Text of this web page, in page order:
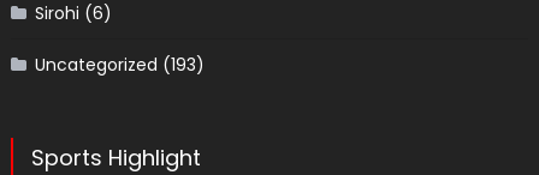
Sirohi (6)
Uncategorized (193)
Sports Highlight